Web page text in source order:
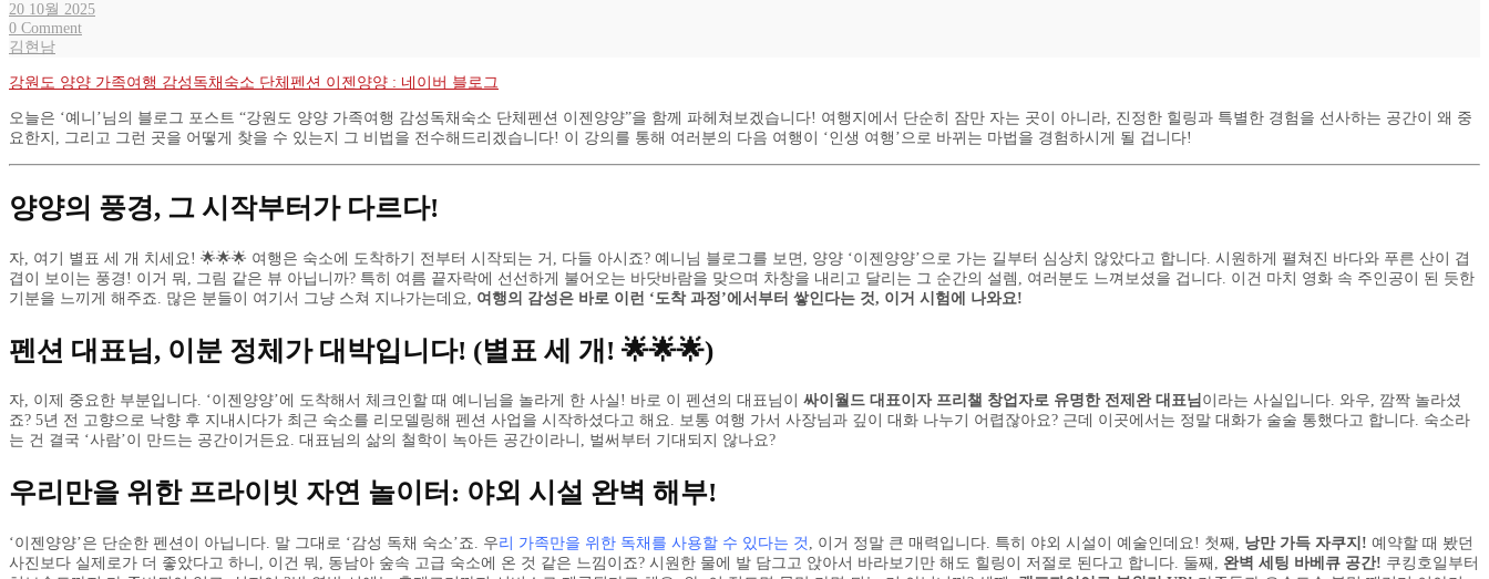
20 10월 2025
0 Comment
김현남
강원도 양양 가족여행 감성독채숙소 단체펜션 이젠양양 : 네이버 블로그
오늘은 ‘예니’님의 블로그 포스트 “강원도 양양 가족여행 감성독채숙소 단체펜션 이젠양양”을 함께 파헤쳐보겠습니다! 여행지에서 단순히 잠만 자는 곳이 아니라, 진정한 힐링과 특별한 경험을 선사하는 공간이 왜 중
요한지, 그리고 그런 곳을 어떻게 찾을 수 있는지 그 비법을 전수해드리겠습니다! 이 강의를 통해 여러분의 다음 여행이 ‘인생 여행’으로 바뀌는 마법을 경험하시게 될 겁니다!
양양의 풍경, 그 시작부터가 다르다!
자, 여기 별표 세 개 치세요! 🌟🌟🌟 여행은 숙소에 도착하기 전부터 시작되는 거, 다들 아시죠? 예니님 블로그를 보면, 양양 ‘이젠양양’으로 가는 길부터 심상치 않았다고 합니다. 시원하게 펼쳐진 바다와 푸른 산이 겹
겹이 보이는 풍경! 이거 뭐, 그림 같은 뷰 아닙니까? 특히 여름 끝자락에 선선하게 불어오는 바닷바람을 맞으며 차창을 내리고 달리는 그 순간의 설렘, 여러분도 느껴보셨을 겁니다. 이건 마치 영화 속 주인공이 된 듯한
기분을 느끼게 해주죠. 많은 분들이 여기서 그냥 스쳐 지나가는데요, 여행의 감성은 바로 이런 ‘도착 과정’에서부터 쌓인다는 것, 이거 시험에 나와요!
펜션 대표님, 이분 정체가 대박입니다! (별표 세 개! 🌟🌟🌟)
자, 이제 중요한 부분입니다. ‘이젠양양’에 도착해서 체크인할 때 예니님을 놀라게 한 사실! 바로 이 펜션의 대표님이 싸이월드 대표이자 프리챌 창업자로 유명한 전제완 대표님 이라는 사실입니다. 와우, 깜짝 놀라셨
죠? 5년 전 고향으로 낙향 후 지내시다가 최근 숙소를 리모델링해 펜션 사업을 시작하셨다고 해요. 보통 여행 가서 사장님과 깊이 대화 나누기 어렵잖아요? 근데 이곳에서는 정말 대화가 술술 통했다고 합니다. 숙소라
는 건 결국 ‘사람’이 만드는 공간이거든요. 대표님의 삶의 철학이 녹아든 공간이라니, 벌써부터 기대되지 않나요?
우리만을 위한 프라이빗 자연 놀이터: 야외 시설 완벽 해부!
‘이젠양양’은 단순한 펜션이 아닙니다. 말 그대로 ‘감성 독채 숙소’죠. 우리 가족만을 위한 독채를 사용할 수 있다는 것 , 이거 정말 큰 매력입니다. 특히 야외 시설이 예술인데요! 첫째, 낭만 가득 자쿠지! 예약할 때 봤던
사진보다 실제로가 더 좋았다고 하니, 이건 뭐, 동남아 숲속 고급 숙소에 온 것 같은 느낌이죠? 시원한 물에 발 담그고 앉아서 바라보기만 해도 힐링이 저절로 된다고 합니다. 둘째, 완벽 세팅 바베큐 공간! 쿠킹호일부터